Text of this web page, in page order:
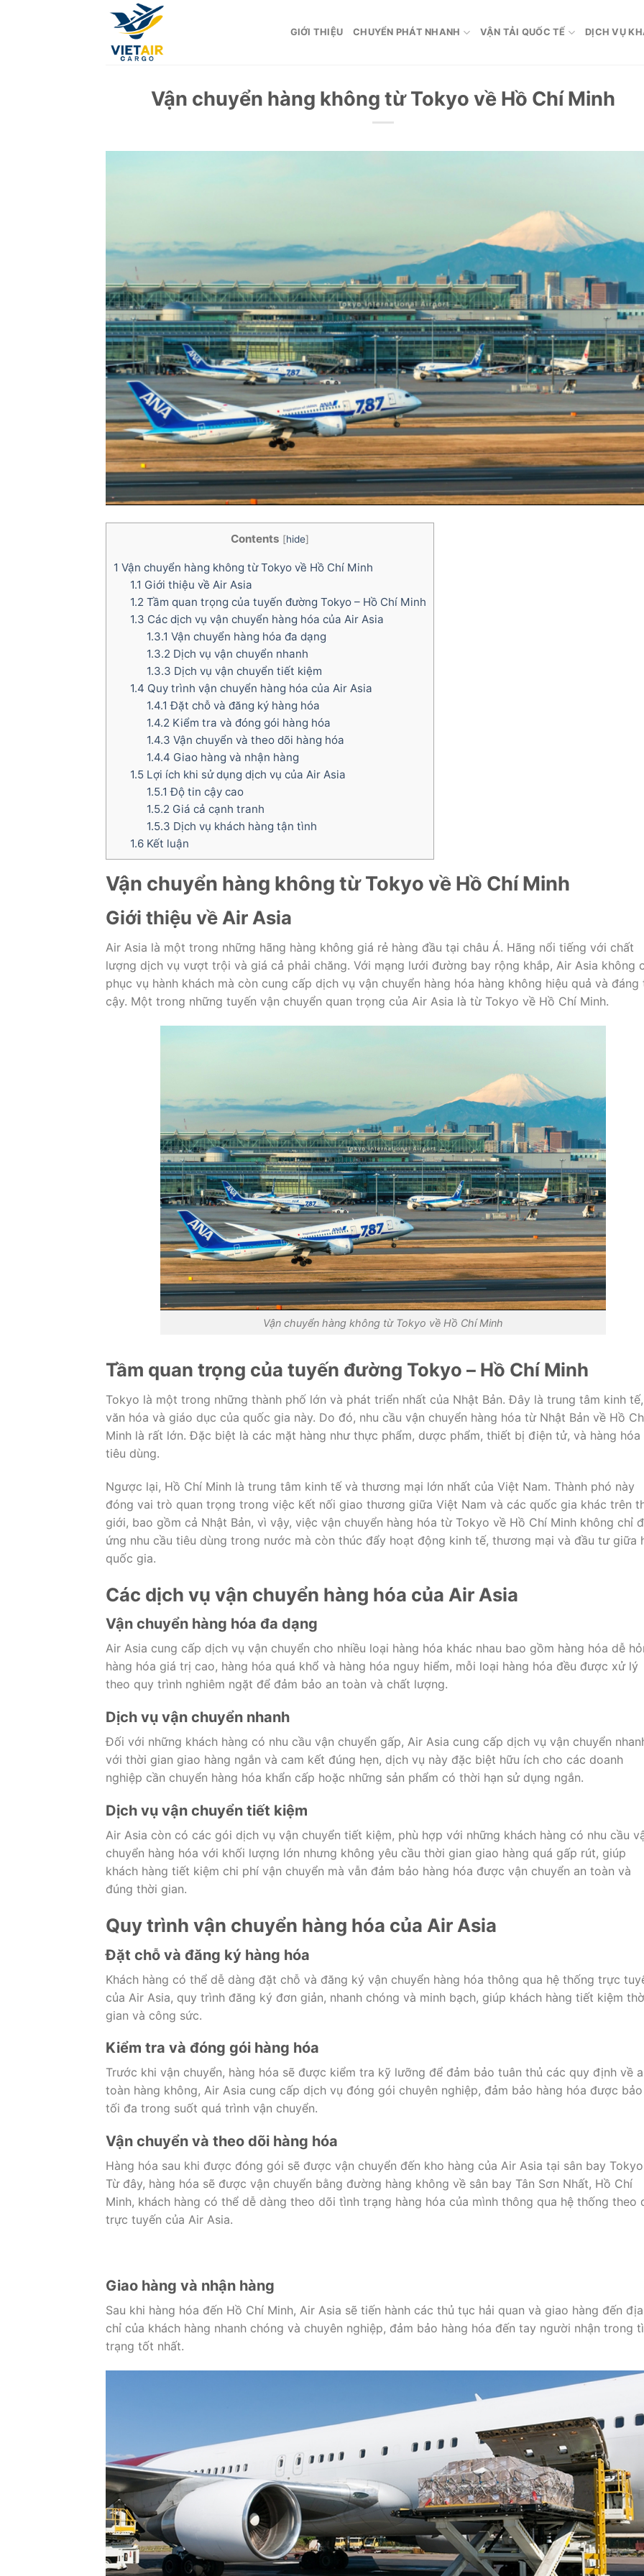
GIỚI THIỆU CHUYỂN PHÁT NHANH VẬN TẢI QUỐC TẾ DỊCH VỤ
Vận chuyển hàng không từ Tokyo về Hồ Chí Minh
Contents [hide]
1 Vận chuyển hàng không từ Tokyo về Hồ Chí Minh
1.1 Giới thiệu về Air Asia
1.2 Tầm quan trọng của tuyến đường Tokyo – Hồ Chí Minh
1.3 Các dịch vụ vận chuyển hàng hóa của Air Asia
1.3.1 Vận chuyển hàng hóa đa dạng
1.3.2 Dịch vụ vận chuyển nhanh
1.3.3 Dịch vụ vận chuyển tiết kiệm
1.4 Quy trình vận chuyển hàng hóa của Air Asia
1.4.1 Đặt chỗ và đăng ký hàng hóa
1.4.2 Kiểm tra và đóng gói hàng hóa
1.4.3 Vận chuyển và theo dõi hàng hóa
1.4.4 Giao hàng và nhận hàng
1.5Lợi ích khi sử dụng dịch vụ của Air Asia
1.5.1 Độ tin cậy cao
1.5.2 Giá cả cạnh tranh
1.5.3 Dịch vụ khách hàng tận tình
1.6Kết luận
Vận chuyển hàng không từ Tokyo về Hồ Chí Minh
Giới thiệu về Air Asia
Air Asia là một trong những hãng hàng không giá rẻ hàng đầu tại châu Á. Hãng nổi tiếng với chất
lượng dịch vụ vượt trội và giá cả phải chăng. Với mạng lưới đường bay rộng khắp, Air Asia không
phục vụ hành khách mà còn cung cấp dịch vụ vận chuyển hàng hóa hàng không hiệu quả và đáng
cậy. Một trong những tuyến vận chuyển quan trọng của Air Asia là từ Tokyo về Hồ Chí Minh.
Vận chuyển hàng không từ Tokyo về Hồ Chí Minh
Tầm quan trọng của tuyến đường Tokyo – Hồ Chí Minh
Tokyo là một trong những thành phố lớn và phát triển nhất của Nhật Bản. Đây là trung tâm kinh tế,
văn hóa và giáo dục của quốc gia này. Do đó, nhu cầu vận chuyển hàng hóa từ Nhật Bản về Hồ
Minh là rất lớn. Đặc biệt là các mặt hàng như thực phẩm, dược phẩm, thiết bị điện tử, và hàng hóa
tiêu dùng.
Ngược lại, Hồ Chí Minh là trung tâm kinh tế và thương mại lớn nhất của Việt Nam. Thành phó này
đóng vai trò quan trọng trong việc kết nối giao thương giữa Việt Nam và các quốc gia khác trên
giới, bao gồm cả Nhật Bản, vì vậy, việc vận chuyển hàng hóa từ Tokyo về Hồ Chí Minh không chỉ
ứng nhu cầu tiêu dùng trong nước mà còn thúc đẩy hoạt động kinh tế, thương mại và đầu tư giữa
quốc gia.
Các dịch vụ vận chuyển hàng hóa của Air Asia
Vận chuyển hàng hóa đa dạng
Air Asia cung cấp dịch vụ vận chuyển cho nhiều loại hàng hóa khác nhau bao gồm hàng hóa dễ
hàng hóa giá trị cao, hàng hóa quá khổ và hàng hóa nguy hiểm, mỗi loại hàng hóa đều được xử lý
theo quy trình nghiêm ngặt để đảm bảo an toàn và chất lượng.
Dịch vụ vận chuyển nhanh
Đối với những khách hàng có nhu cầu vận chuyển gấp, Air Asia cung cấp dịch vụ vận chuyển
với thời gian giao hàng ngắn và cam kết đúng hẹn, dịch vụ này đặc biệt hữu ích cho các doanh
nghiệp cần chuyển hàng hóa khẩn cấp hoặc những sản phẩm có thời hạn sử dụng ngắn.
Dịch vụ vận chuyển tiết kiệm
Air Asia còn có các gói dịch vụ vận chuyển tiết kiệm, phù hợp với những khách hàng có nhu cầu
chuyển hàng hóa với khối lượng lớn nhưng không yêu cầu thời gian giao hàng quá gấp rút, giúp
khách hàng tiết kiệm chi phí vận chuyển mà vẫn đảm bảo hàng hóa được vận chuyển an toàn và
đúng thời gian.
Quy trình vận chuyển hàng hóa của Air Asia
Đặt chỗ và đăng ký hàng hóa
Khách hàng có thể dễ dàng đặt chỗ và đăng ký vận chuyển hàng hóa thông qua hệ thống trực
của Air Asia, quy trình đăng ký đơn giản, nhanh chóng và minh bạch, giúp khách hàng tiết kiệm
gian và công sức.
Kiểm tra và đóng gói hàng hóa
Trước khi vận chuyển, hàng hóa sẽ được kiểm tra kỹ lưỡng để đảm bảo tuân thủ các quy định về
toàn hàng không, Air Asia cung cấp dịch vụ đóng gói chuyên nghiệp, đảm bảo hàng hóa được
tối đa trong suốt quá trình vận chuyển.
Vận chuyển và theo dõi hàng hóa
Hàng hóa sau khi được đóng gói sẽ được vận chuyển đến kho hàng của Air Asia tại sân bay
Từ đây, hàng hóa sẽ được vận chuyển bằng đường hàng không về sân bay Tân Sơn Nhất, Hồ Chí
Minh, khách hàng có thể dễ dàng theo dõi tình trạng hàng hóa của mình thông qua hệ thống theo
trực tuyến của Air Asia.
Giao hàng và nhận hàng
Sau khi hàng hóa đến Hồ Chí Minh, Air Asia sẽ tiến hành các thủ tục hải quan và giao hàng đến địa
chỉ của khách hàng nhanh chóng và chuyên nghiệp, đảm bảo hàng hóa đến tay người nhận trong
trạng tốt nhất.